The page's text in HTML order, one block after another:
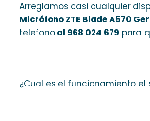
Arreglamos casi cualquier
Micrófono ZTE Blade A570
telefono al 968 024 679 para
¿Cual es el funcionamiento